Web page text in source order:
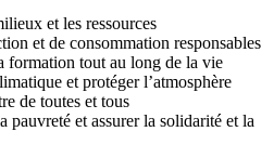
et les ressources
et de consommation responsables
formation tout au long de la vie
et protéger l’atmosphère
de toutes et tous
pauvreté et assurer la solidarité et la